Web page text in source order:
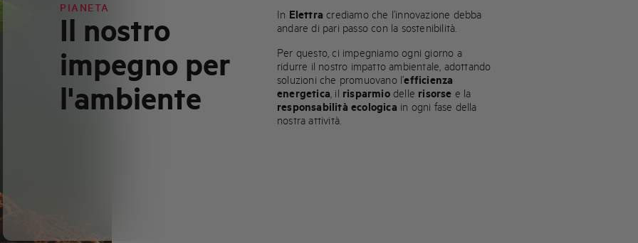
PIANETA
Il nostro
impegno per
l'ambiente
In Elettra crediamo che l’innovazione debba
andare di pari passo con la sostenibilità.
Per questo, ci impegniamo ogni giorno a
ridurre il nostro impatto ambientale, adottando
soluzioni che promuovano l’efficienza
energetica , il risparmiodelle risorse e la
responsabilità ecologica in ogni fase della
nostra attività.